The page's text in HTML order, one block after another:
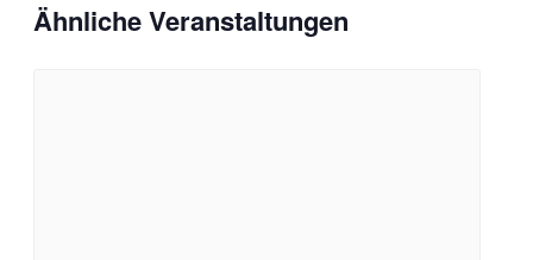
Ähnliche Veranstaltungen